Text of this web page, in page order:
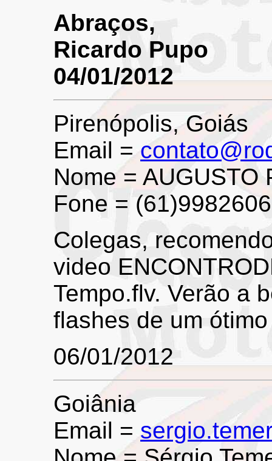
Abraços,
Ricardo Pupo
04/01/2012
Pirenópolis, Goiás
Email =
Nome = AUGUSTO
Fone =
Colegas,
video
Tempo.flv. Verão a
flashes de um
06/01/2012
Goiânia
Email =